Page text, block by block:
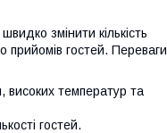
змінити кількість
гостей. Переваги
високих температур та
гостей.